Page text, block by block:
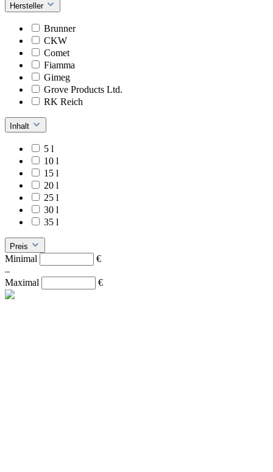
Hersteller
Brunner
CKW
Comet
Fiamma
Gimeg
Grove Products Ltd.
RK Reich
Inhalt
5 l
10 l
15 l
20 l
25 l
30 l
35 l
Preis
Minimal
€
–
Maximal
€